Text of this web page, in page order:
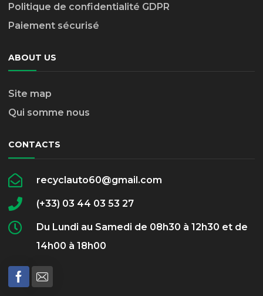
Politique de confidentialité GDPR
Paiement sécurisé
ABOUT US
Site map
Qui somme nous
CONTACTS
recyclauto60@gmail.com
(+33) 03 44 03 53 27
Du Lundi au Samedi de 08h30 à 12h30 et de
14h00 à 18h00